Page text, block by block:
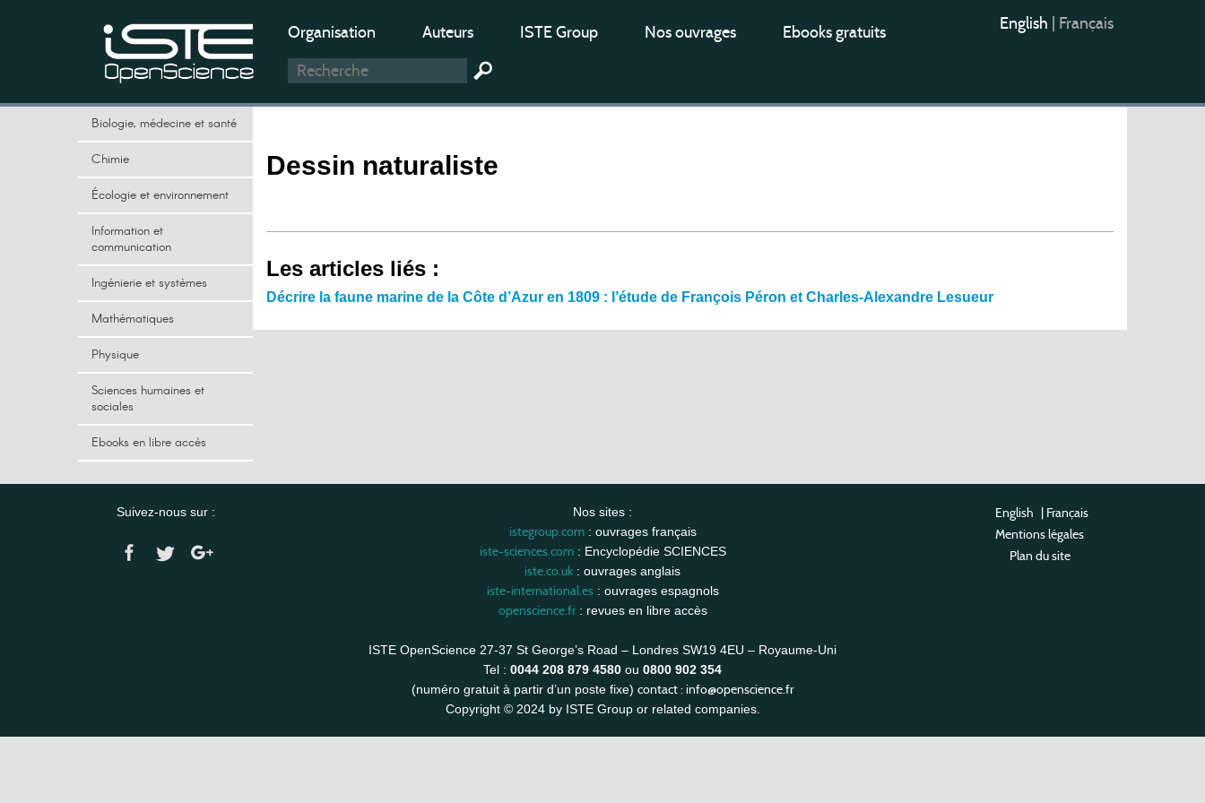
Organisation Auteurs ISTE Group Nos ouvrages Ebooks gratuits English Français
Biologie, médecine et santé
Chimie
Écologie et environnement
Information et
communication
Ingénierie et systèmes
Mathématiques
Physique
Sciences humaines et
sociales
Ebooks en libre accès
Dessin naturaliste
Les articles liés :
Décrire la faune marine de la Côte d’Azur en 1809 : l’étude de François Péron et Charles-Alexandre Lesueur
Suivez-nous sur : Nos sites :
istegroup.com: ouvrages français
iste-sciences.com: Encyclopédie SCIENCES
iste.co.uk : ouvrages anglais
iste-international.es: ouvrages espagnols
openscience.fr: revues en libre accès
ISTE OpenScience 27-37 St George’s Road – Londres SW19 4EU – Royaume-Uni
Tel : 0044 208 879 4580 ou 0800 902 354
(numéro gratuit à partir d’un poste fixe) contact : info@openscience.fr
Copyright © 2024 by ISTE Group or related companies.
English | Français
Mentions légales
Plan du site